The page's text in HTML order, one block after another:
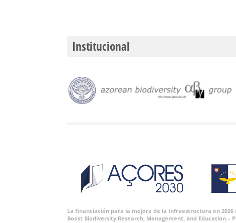
Institucional
La financiación para la mejora de la Infraestructura en 2026
Boost Biodiversity Research, Management, and Education –